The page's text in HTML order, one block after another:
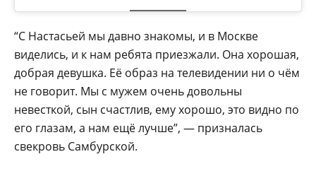
“С Настасьей мы давно знакомы, и в Москве
виделись, и к нам ребята приезжали. Она хорошая,
добрая девушка. Её образ на телевидении ни о чём
не говорит. Мы с мужем очень довольны
невесткой, сын счастлив, ему хорошо, это видно по
его глазам, а нам ещё лучше”, — призналась
свекровь Самбурской.